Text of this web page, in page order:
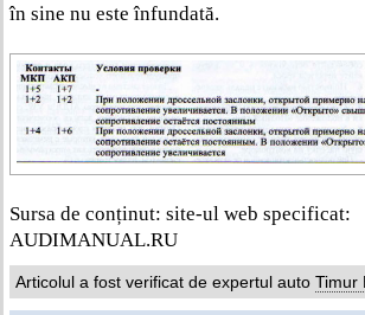
în sine nu este înfundată.
Sursa de conținut: site-ul web specificat:
AUDIMANUAL.RU
Articolul a fost verificat de expertul auto Timur